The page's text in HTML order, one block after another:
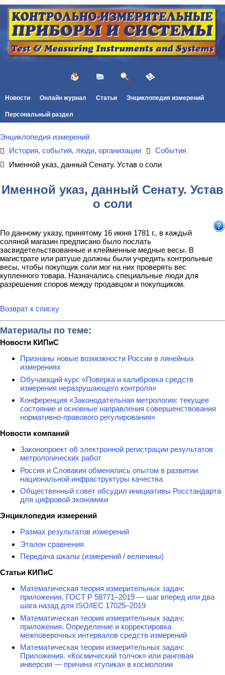
Новости Онлайн журнал Статьи Энциклопедия измерений
Персональный раздел
Энциклопедия измерений
История, события, люди, организации
События
Именной указ, данный Сенату. Устав о соли
Именной указ, данный Сенату. Устав
о соли
По данному указу, принятому 16 июня 1781 г., в каждый
соляной магазин предписано было послать
засвидетельствованные и клейменные медные весы. В
магистрате или ратуше должны были учредить контрольные
весы, чтобы покупщик соли мог на них проверять вес
купленного товара. Назначались специальные люди для
разрешения споров между продавцом и покупщиком.
Возврат к списку
Материалы по теме:
Новости КИПиС
Признаны новые возможности России в линейных
измерениях
Обучающий курс «Поверка и калибровка средств
измерения неразрушающего контроля»
Конференция «Законодательная метрология: текущее
состояние и основные направления совершенствования
нормативно-правового регулирования»
Новости компаний
Законопроект об электронной регистрации результатов
метрологических работ
Россия и Словакия обменялись опытом в развитии
национальной инфраструктуры качества
Общественный совет обсудил инициативы Росстандарта
для цифровой экономики
Энциклопедия измерений
Размах результатов измерений
Эталон сравнения
Передача шкалы (измерений / величины)
Статьи КИПиС
Математическая теория измерительных задач:
приложения. ГОСТ Р 58771–2019 — шаг вперед или два
шага назад для ISO/IEC 17025–2019
Математическая теория измерительных задач:
приложения. Определение и корректировка
межповерочных интервалов средств измерений
Математическая теория измерительных задач:
Приложения. «Космический толчок» или ранговая
инверсия — причина «тупика» в космологии